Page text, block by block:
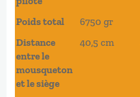
Poids total 6750 gr
Distance
entre le
mousqueton
et le siège
40,5 cm